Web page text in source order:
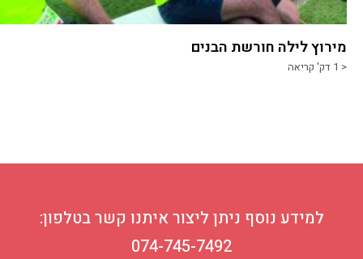
מירוץ לילה חורשת הבנים
< 1 דק' קריאה
למידע נוסף ניתן ליצור איתנו קשר בטלפון:
074-745-7492